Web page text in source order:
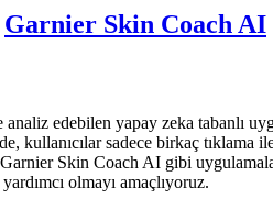
Garnier Skin Coach AI
edebilen yapay zeka tabanlı
sadece birkaç
Skin Coach AI gibi
olmayı amaçlıyoruz.